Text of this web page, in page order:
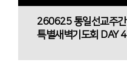
260625 통일선교주간
특별새벽기도회 DAY 4